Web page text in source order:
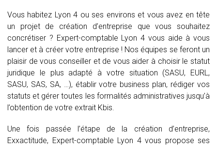
Vous habitez Lyon 4 ou ses environs et vous avez en tête
un projet de création d’entreprise que vous souhaitez
concrétiser ? Expert-comptable Lyon 4 vous aide à vous
lancer et à créer votre entreprise ! Nos équipes se feront un
plaisir de vous conseiller et de vous aider à choisir le statut
juridique le plus adapté à votre situation (SASU, EURL,
SASU, SAS, SA, …), établir votre business plan, rédiger vos
statuts et gérer toutes les formalités administratives jusqu’à
l’obtention de votre extrait Kbis.
Une fois passée l’étape de la création d’entreprise,
Exxactitude, Expert-comptable Lyon 4 vous propose ses